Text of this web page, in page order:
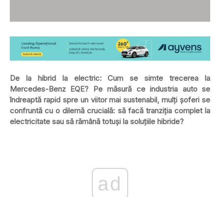
De la hibrid la electric: Cum se simte trecerea la
Mercedes-Benz EQE? Pe măsură ce industria auto se
îndreaptă rapid spre un viitor mai sustenabil, mulți șoferi se
confruntă cu o dilemă crucială: să facă tranziția complet la
electricitate sau să rămână totuși la soluțiile hibride?
ad